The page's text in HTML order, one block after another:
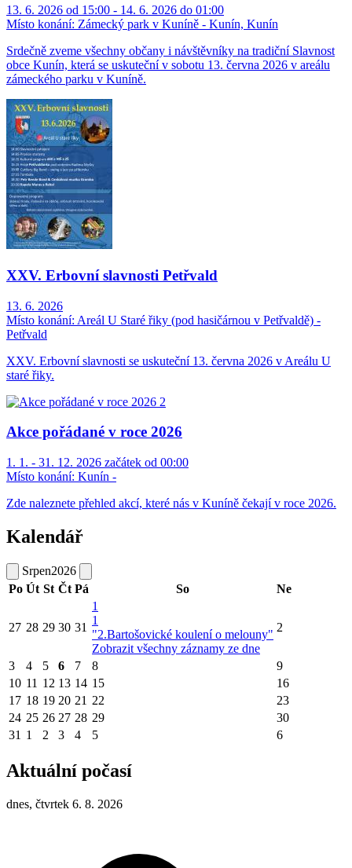
13. 6. 2026 od 15:00 - 14. 6. 2026 do 01:00
Místo konání: Zámecký park v Kuníně - Kunín, Kunín
Srdečně zveme všechny občany i návštěvníky na tradiční Slavnost
obce Kunín, která se uskuteční v sobotu 13. června 2026 v areálu
zámeckého parku v Kuníně.
XXV. Erbovní slavnosti Petřvald
13. 6. 2026
Místo konání: Areál U Staré řiky (pod hasičárnou v Petřvaldě) -
Petřvald
XXV. Erbovní slavnosti se uskuteční 13. června 2026 v Areálu U
staré řiky.
Akce pořádané v roce 2026
1. 1. - 31. 12. 2026 začátek od 00:00
Místo konání: Kunín -
Zde naleznete přehled akcí, které nás v Kuníně čekají v roce 2026.
Kalendář
Srpen2026
Po Út St Čt Pá So Ne
27 28 29 30 31
1
1
"2.Bartošovické koulení o melouny"
Zobrazit všechny záznamy ze dne
2
3 4 5 6 7 8
9
10 11 12 13 14 15
16
17 18 19 20 21 22
23
24 25 26 27 28 29
30
31 1 2 3 4 5 6
Aktuální počasí
dnes, čtvrtek 6. 8. 2026